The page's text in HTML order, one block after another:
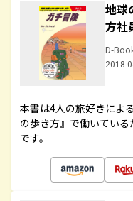
地球
方社
D-
本書は4人の旅好きによ
の歩き方』で働いてい
です。